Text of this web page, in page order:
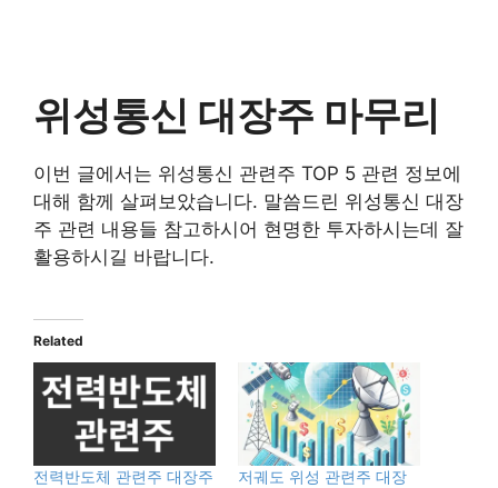
위성통신 대장주 마무리
이번 글에서는 위성통신 관련주 TOP 5 관련 정보에
대해 함께 살펴보았습니다. 말씀드린 위성통신 대장
주 관련 내용들 참고하시어 현명한 투자하시는데 잘
활용하시길 바랍니다.
Related
전력반도체 관련주 대장주
저궤도 위성 관련주 대장